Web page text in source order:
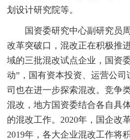
划设计研究院等。
国资委研究中心副研究员周
改革突破口，混改正在积极推
域的三批混改试点企业，国资
动”，国有资本投资、运营公
司也在进一步探索混改。竞争
混改，地方国资委结合各自具
的混改工作。2020年，国企改
2019年，各大企业混改工作将